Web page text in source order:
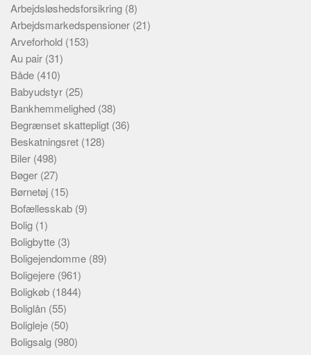
Arbejdsløshedsforsikring (8)
Arbejdsmarkedspensioner (21)
Arveforhold (153)
Au pair (31)
Både (410)
Babyudstyr (25)
Bankhemmelighed (38)
Begrænset skattepligt (36)
Beskatningsret (128)
Biler (498)
Bøger (27)
Børnetøj (15)
Bofællesskab (9)
Bolig (1)
Boligbytte (3)
Boligejendomme (89)
Boligejere (961)
Boligkøb (1844)
Boliglån (55)
Boligleje (50)
Boligsalg (980)